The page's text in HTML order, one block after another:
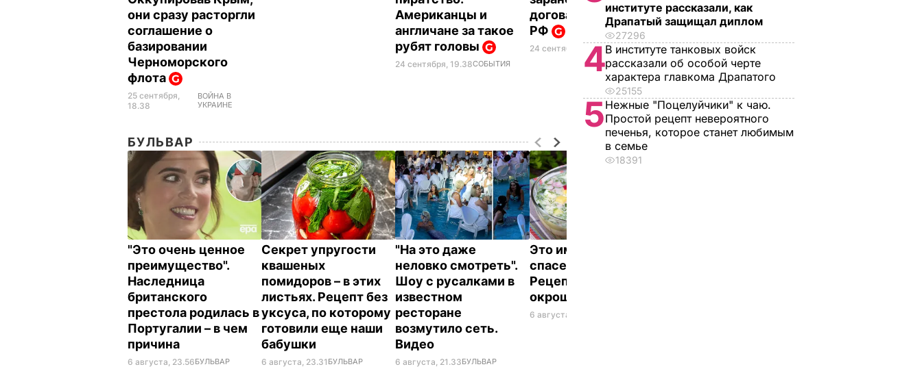
они сразу расторгли
соглашение о
базировании
Черноморского
флота
25 сентября,
18.38
ВОЙНА В
УКРАИНЕ
Американцы и
англичане за такое
рубят головы
24 сентября, 19.38СОБЫТИЯ
договаривались с
РФ
24 сентября, 16.43СОБЫТИЯ
БУЛЬВАР
"Это очень ценное
преимущество".
Наследница
британского
престола родилась в
Португалии – в чем
причина
6 августа, 23.56БУЛЬВАР
Секрет упругости
квашеных
помидоров – в этих
листьях. Рецепт без
уксуса, по которому
готовили еще наши
бабушки
6 августа, 23.31 БУЛЬВАР
"На это даже
неловко смотреть".
Шоу с русалками в
известном
ресторане
возмутило сеть.
Видео
6 августа, 21.33БУЛЬВАР
Это именно то, что
спасет в жару.
Рецепт вкуснейшей
окрошки
6 августа, 18.21
институте рассказали, как
Драпатый защищал диплом
27296
4В институте танковых войск
рассказали об особой черте
характера главкома Драпатого
25155
5Нежные "Поцелуйчики" к чаю.
Простой рецепт невероятного
печенья, которое станет любимым
в семье
18391